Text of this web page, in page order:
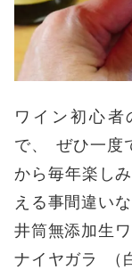
ワイン初心者
で、 ぜひ一度
から毎年楽し
える事間違い
井筒無添加生
ナイヤガラ
（